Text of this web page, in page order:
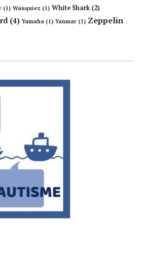
(1) Wauquiez (1) White Shark(2)
(4) Yamaha (1) Yanmar (1) Zeppelin